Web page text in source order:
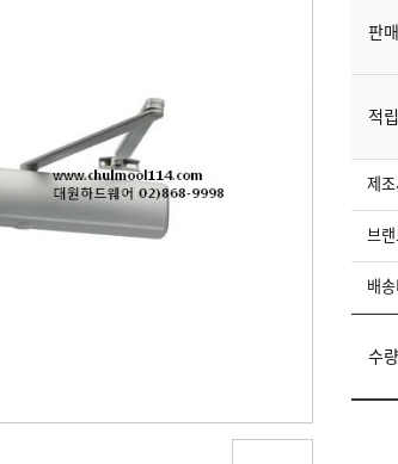
판
적
제
브랜
배송
수량